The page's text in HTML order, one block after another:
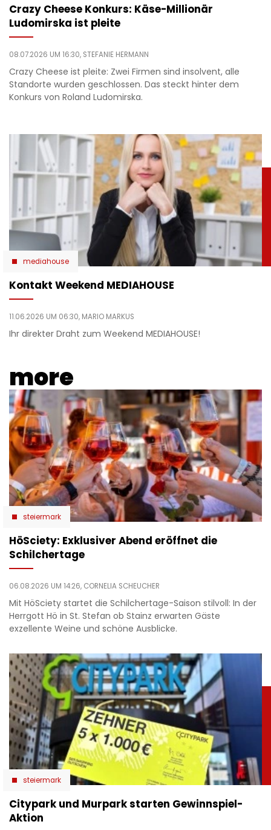
Crazy Cheese Konkurs: Käse-Millionär
Ludomirska ist pleite
08.07.2026 UM 16:30, STEFANIE HERMANN
Crazy Cheese ist pleite: Zwei Firmen sind insolvent, alle
Standorte wurden geschlossen. Das steckt hinter dem
Konkurs von Roland Ludomirska.
mediahouse
Kontakt Weekend MEDIAHOUSE
11.06.2026 UM 06:30, MARIO MARKUS
Ihr direkter Draht zum Weekend MEDIAHOUSE!
more
steiermark
HöSciety: Exklusiver Abend eröffnet die
Schilchertage
06.08.2026 UM 14:26, CORNELIA SCHEUCHER
Mit HöSciety startet die Schilchertage-Saison stilvoll: In der
Herrgott Hö in St. Stefan ob Stainz erwarten Gäste
exzellente Weine und schöne Ausblicke.
steiermark
Citypark und Murpark starten Gewinnspiel-
Aktion